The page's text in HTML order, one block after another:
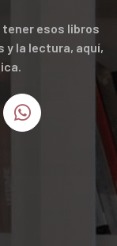
esos libros
y la lectura, aquí,